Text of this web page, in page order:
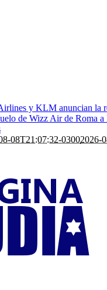
y KLM anuncian la
de Wizz Air de Roma
08T21:07:32-03002026-